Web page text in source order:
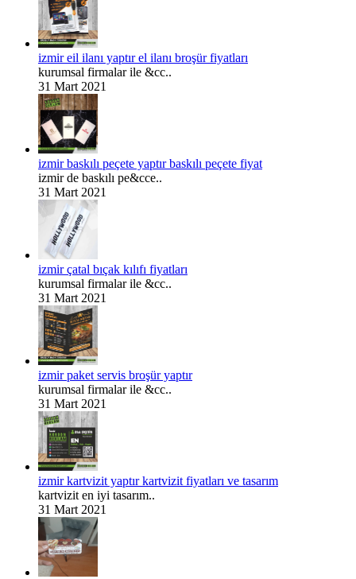
izmir eil ilanı yaptır el ilanı broşür fiyatları
kurumsal firmalar ile &cc..
31 Mart 2021
izmir baskılı peçete yaptır baskılı peçete fiyat
izmir de baskılı pe&cce..
31 Mart 2021
izmir çatal bıçak kılıfı fiyatları
kurumsal firmalar ile &cc..
31 Mart 2021
izmir paket servis broşür yaptır
kurumsal firmalar ile &cc..
31 Mart 2021
izmir kartvizit yaptır kartvizit fiyatları ve tasarım
kartvizit en iyi tasarım..
31 Mart 2021